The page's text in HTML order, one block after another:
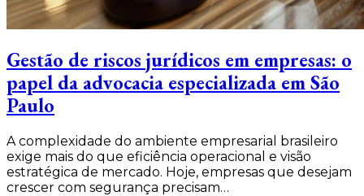
Gestão de riscos jurídicos em empresas: o
papel da advocacia especializada em São
Paulo
A complexidade do ambiente empresarial brasileiro
exige mais do que eficiência operacional e visão
estratégica de mercado. Hoje, empresas que desejam
crescer com segurança precisam…